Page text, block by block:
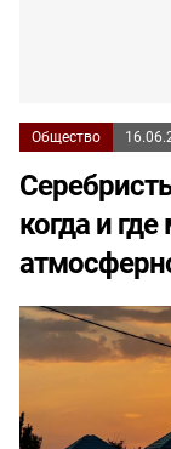
Общество
когда и